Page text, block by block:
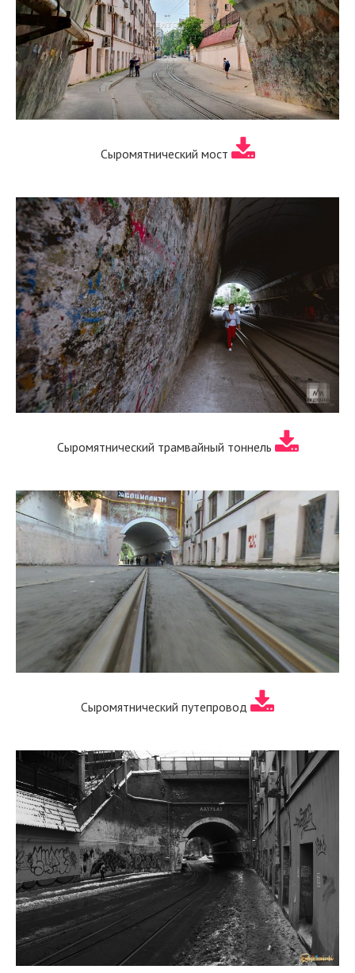
Сыромятнический мост
Сыромятнический трамвайный тоннель
Сыромятнический путепровод